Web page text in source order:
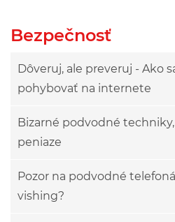
Bezpečnosť
Dôveruj, ale preveruj - Ako
pohybovať na internete
Bizarné podvodné
peniaze
Pozor na podvodné
vishing?